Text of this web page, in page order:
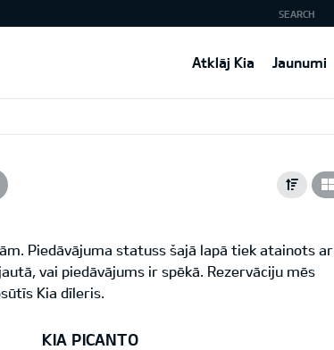
Atklāj Kia Jaunumi
Piedāvājuma statuss šajā lapā tiek atainots ar
vai piedāvājums ir spēkā. Rezervāciju mēs
Kia dīleris.
KIA PICANTO